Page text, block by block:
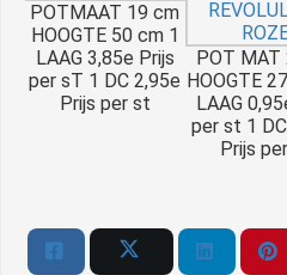
POTMAAT 19 cm
HOOGTE 50 cm 1
LAAG 3,85e Prijs
per sT 1 DC 2,95e
Prijs per st
POT MAT
HOOGTE
LAAG
per st 1
Prijs